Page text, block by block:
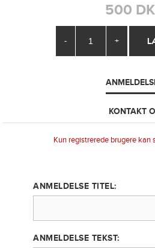
500
- +
KONTAKT
Kun registrerede brugere kan
ANMELDELSE TITEL:
ANMELDELSE TEKST: